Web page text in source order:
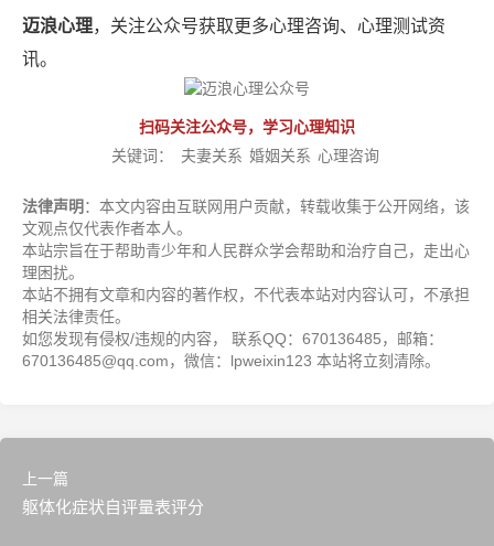
迈浪心理，关注公众号获取更多心理咨询、心理测试资
讯。
扫码关注公众号，学习心理知识
关键词：
夫妻关系 婚姻关系 心理咨询
法律声明 ：本文内容由互联网用户贡献，转载收集于公开网络，该
文观点仅代表作者本人。
本站宗旨在于帮助青少年和人民群众学会帮助和治疗自己，走出心
理困扰。
本站不拥有文章和内容的著作权，不代表本站对内容认可，不承担
相关法律责任。
如您发现有侵权/违规的内容， 联系QQ：670136485，邮箱：
670136485@qq.com，微信：lpweixin123 本站将立刻清除。
上一篇
躯体化症状自评量表评分